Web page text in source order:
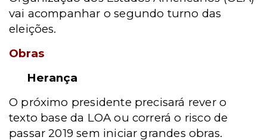
vai acompanhar o segundo turno das
eleições.
Obras
Herança
O próximo presidente precisará rever o
texto base da LOA ou correrá o risco de
passar 2019 sem iniciar grandes obras.